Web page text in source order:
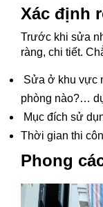
Xác định
Trước khi sửa
ràng, chi tiết.
Sửa ở khu vực
phòng nào?…
Mục đích sử
Thời gian thi
Phong